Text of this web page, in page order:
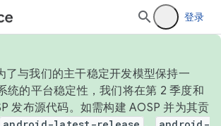
登录
了与我们的主干稳定开发模型保持一
统的平台稳定性，我们将在第 2 季度和
发布源代码。如需构建 AOSP 并为其贡